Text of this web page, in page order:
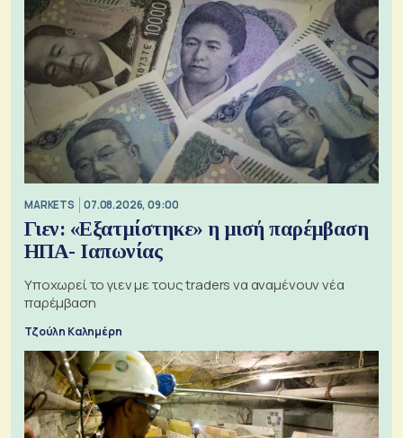
MARKETS 07.08.2026, 09:00
Γιεν: «Εξατμίστηκε» η μισή παρέμβαση
ΗΠΑ- Ιαπωνίας
Υποχωρεί το γιεν με τους traders να αναμένουν νέα
παρέμβαση
Τζούλη Καλημέρη